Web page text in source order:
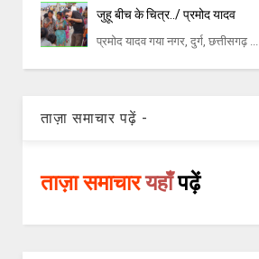
जुहू बीच के चित्र../ प्रमोद यादव
प्रमोद यादव गया नगर, दुर्ग, छत्तीसगढ़ ...
ताज़ा समाचार पढ़ें -
ताज़ा समाचारयहाँपढ़ें